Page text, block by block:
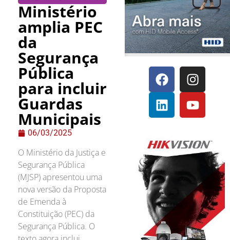
Ministério
amplia PEC
da
Segurança
Pública
para incluir
Guardas
Municipais
06/03/2025
O Ministério da Justiça e
Segurança Pública
(MJSP) apresentou uma
nova versão da Proposta
de Emenda à
Constituição (PEC) da
Segurança Pública. O